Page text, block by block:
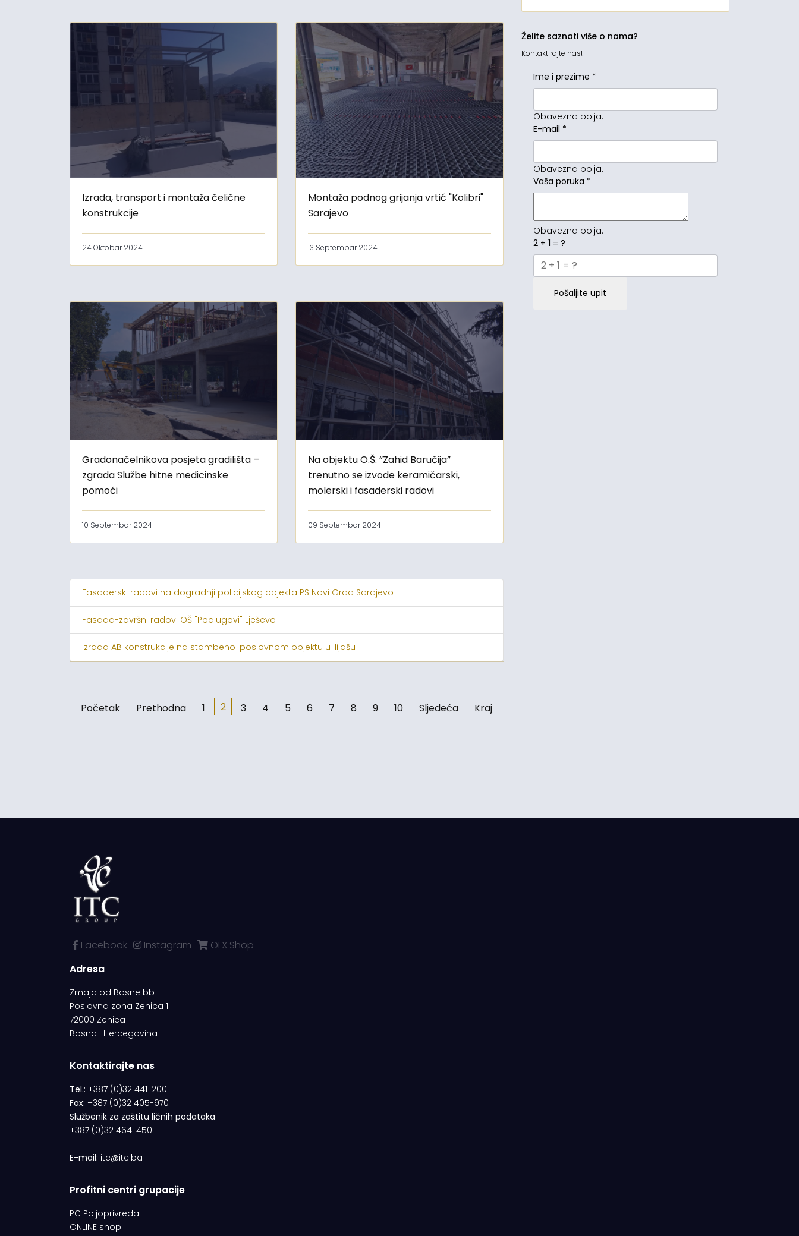
Izrada, transport i montaža čelične
konstrukcije
24 Oktobar 2024
Montaža podnog grijanja vrtić "Kolibri"
Sarajevo
13 Septembar 2024
Gradonačelnikova posjeta gradilišta –
zgrada Službe hitne medicinske
pomoći
10 Septembar 2024
Na objektu O.Š. “Zahid Baručija”
trenutno se izvode keramičarski,
molerski i fasaderski radovi
09 Septembar 2024
Fasaderski radovi na dogradnji policijskog objekta PS Novi Grad Sarajevo
Fasada-završni radovi OŠ "Podlugovi" Lješevo
Izrada AB konstrukcije na stambeno-poslovnom objektu u Ilijašu
Početak Prethodna 1 2 3 4 5 6 7 8 9 10 Sljedeća Kraj
Želite saznati više o nama?
Kontaktirajte nas!
Ime i prezime *
Obavezna polja.
E-mail *
Obavezna polja.
Vaša poruka *
Obavezna polja.
2 + 1 = ?
Pošaljite upit
Facebook Instagram
OLX Shop
Adresa
Zmaja od Bosne bb
Poslovna zona Zenica 1
72000 Zenica
Bosna i Hercegovina
Kontaktirajte nas
Tel.: +387 (0)32 441-200
Fax: +387 (0)32 405-970
Službenik za zaštitu ličnih podataka
+387 (0)32 464-450
E-mail: itc@itc.ba
Profitni centri grupacije
PC Poljoprivreda
ONLINE shop